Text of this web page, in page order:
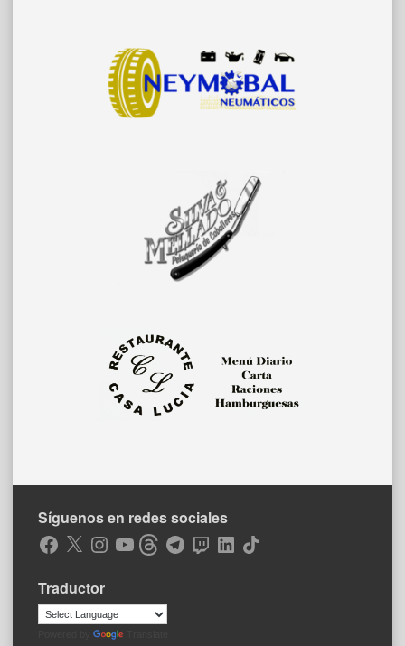
Síguenos en redes sociales
Facebook
X Instagram
YouTubeThreadsTelegramTwitchLinkedIn
TikTok
Traductor